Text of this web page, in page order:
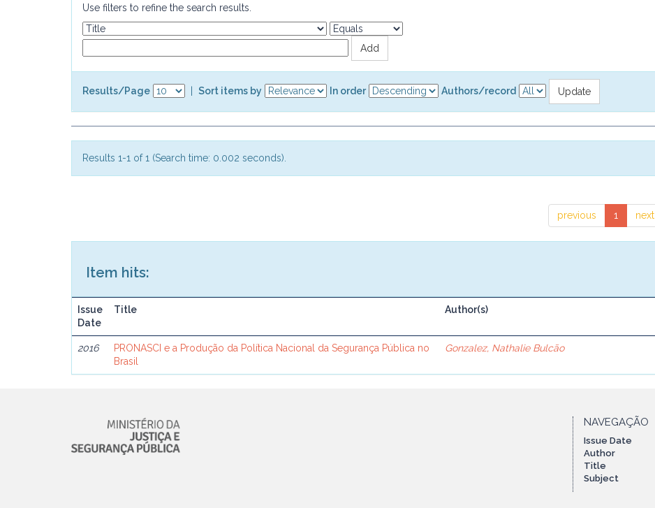
Use filters to refine the search results.
Results/Page Sort items by In order Authors/record
Results 1-1 of 1 (Search time: 0.002 seconds).
previous 1 next
Item hits:
Issue
Date
Title Author(s)
2016
PRONASCI e a Produção da Política Nacional da Segurança Pública no
Brasil
Gonzalez, Nathalie Bulcão
NAVEGAÇÃO
Issue Date
Author
Title
Subject